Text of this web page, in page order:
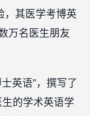
，其医学考博英
万名医生朋友
英语”，撰写了
的学术英语学